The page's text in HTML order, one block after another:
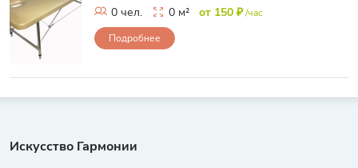
0 чел. 0 м² от 150 ₽/час
Подробнее
Искусство Гармонии